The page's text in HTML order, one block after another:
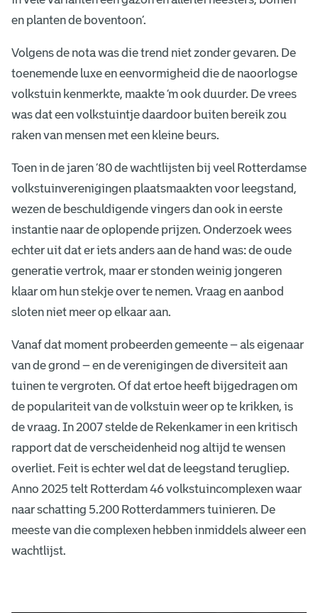
en planten de boventoon’.
Volgens de nota was die trend niet zonder gevaren. De
toenemende luxe en eenvormigheid die de naoorlogse
volkstuin kenmerkte, maakte ‘m ook duurder. De vrees
was dat een volkstuintje daardoor buiten bereik zou
raken van mensen met een kleine beurs.
Toen in de jaren ’80 de wachtlijsten bij veel Rotterdamse
volkstuinverenigingen plaatsmaakten voor leegstand,
wezen de beschuldigende vingers dan ook in eerste
instantie naar de oplopende prijzen. Onderzoek wees
echter uit dat er iets anders aan de hand was: de oude
generatie vertrok, maar er stonden weinig jongeren
klaar om hun stekje over te nemen. Vraag en aanbod
sloten niet meer op elkaar aan.
Vanaf dat moment probeerden gemeente – als eigenaar
van de grond – en de verenigingen de diversiteit aan
tuinen te vergroten. Of dat ertoe heeft bijgedragen om
de populariteit van de volkstuin weer op te krikken, is
de vraag. In 2007 stelde de Rekenkamer in een kritisch
rapport dat de verscheidenheid nog altijd te wensen
overliet. Feit is echter wel dat de leegstand terugliep.
Anno 2025 telt Rotterdam 46 volkstuincomplexen waar
naar schatting 5.200 Rotterdammers tuinieren. De
meeste van die complexen hebben inmiddels alweer een
wachtlijst.